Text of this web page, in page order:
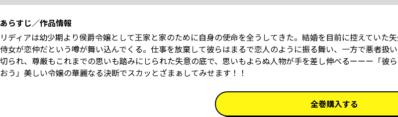
あらすじ／作品情報
リディアは幼少期より侯爵令嬢として王家と家のために自身の使命を全うしてきた。結婚を目前に控えていた
侍女が恋仲だという噂が舞い込んでくる。仕事を放棄して彼らはまるで恋人のように振る舞い、一方で悪者扱
切られ、尊厳もこれまでの思いも踏みにじられた失意の底で、思いもよらぬ人物が手を差し伸べるーーー「彼
おう」美しい令嬢の華麗なる決断でスカッとざまぁしてみせます！！
全巻購入する